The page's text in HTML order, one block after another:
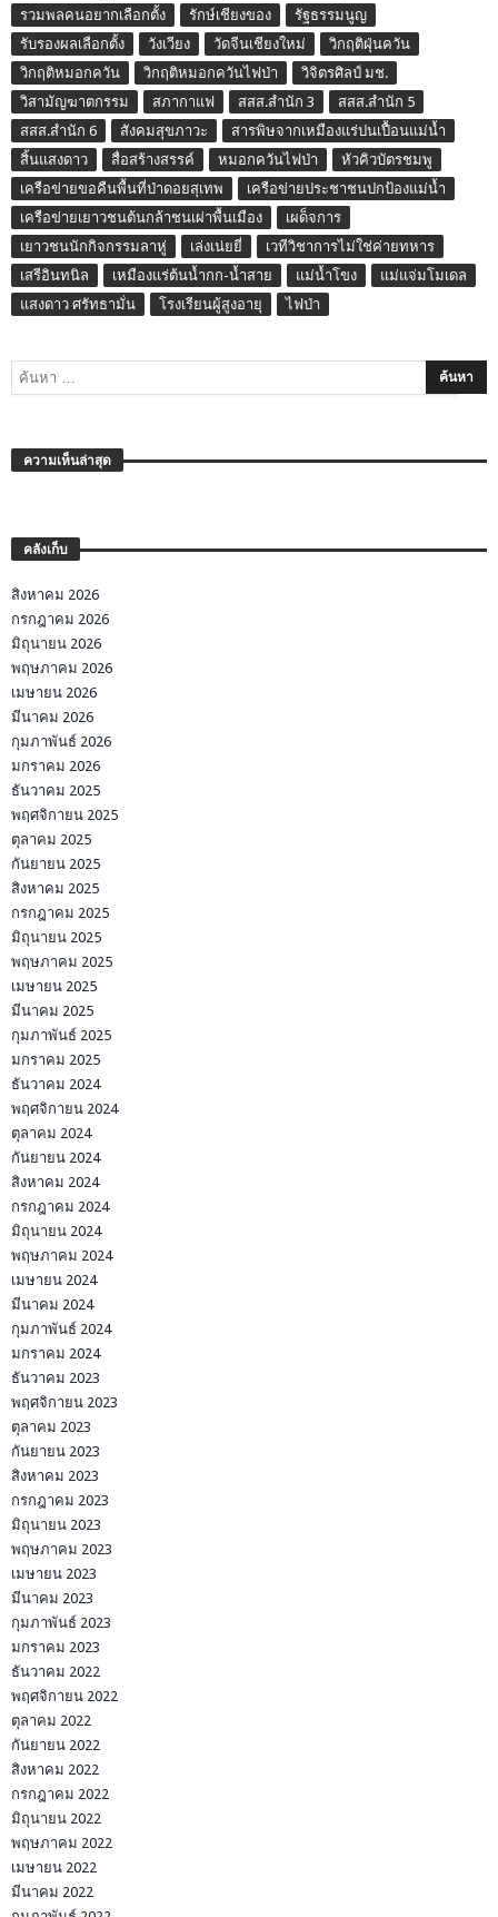
รวมพลคนอยากเลือกตั้ง
รักษ์เชียงของ
รัฐธรรมนูญ
รับรองผลเลือกตั้ง
วังเวียง วัดจีนเชียงใหม่
วิกฤติฝุ่นควัน
วิกฤติหมอกควัน
วิกฤติหมอกควันไฟป่า
วิจิตรศิลป์ มช.
วิสามัญฆาตกรรม
สภากาแฟ สสส.สำนัก 3
สสส.สำนัก 5
สสส.สำนัก 6
สังคมสุขภาวะ
สารพิษจากเหมืองแร่ปนเปื้อนแม่น้ำ
สิ้นแสงดาว
สื่อสร้างสรรค์ หมอกควันไฟป่า
หัวคิวบัตรชมพู
เครือข่ายขอคืนพื้นที่ป่าดอยสุเทพ
เครือข่ายประชาชนปกป้องแม่น้ำ
เครือข่ายเยาวชนต้นกล้าชนเผ่าพื้นเมือง
เผด็จการ
เยาวชนนักกิจกรรมลาหู่
เล่งเน่ยยี่
เวทีวิชาการไม่ใช่ค่ายทหาร
เสรีอินทนิล
เหมืองแร่ต้นน้ำกก-น้ำสาย แม่น้ำโขง
แม่แจ่มโมเดล
แสงดาว ศรัทธามั่น
โรงเรียนผู้สูงอายุ ไฟป่า
ความเห็นล่าสุด
คลังเก็บ
สิงหาคม 2026
กรกฎาคม 2026
มิถุนายน 2026
พฤษภาคม 2026
เมษายน 2026
มีนาคม 2026
กุมภาพันธ์ 2026
มกราคม 2026
ธันวาคม 2025
พฤศจิกายน 2025
ตุลาคม 2025
กันยายน 2025
สิงหาคม 2025
กรกฎาคม 2025
มิถุนายน 2025
พฤษภาคม 2025
เมษายน 2025
มีนาคม 2025
กุมภาพันธ์ 2025
มกราคม 2025
ธันวาคม 2024
พฤศจิกายน 2024
ตุลาคม 2024
กันยายน 2024
สิงหาคม 2024
กรกฎาคม 2024
มิถุนายน 2024
พฤษภาคม 2024
เมษายน 2024
มีนาคม 2024
กุมภาพันธ์ 2024
มกราคม 2024
ธันวาคม 2023
พฤศจิกายน 2023
ตุลาคม 2023
กันยายน 2023
สิงหาคม 2023
กรกฎาคม 2023
มิถุนายน 2023
พฤษภาคม 2023
เมษายน 2023
มีนาคม 2023
กุมภาพันธ์ 2023
มกราคม 2023
ธันวาคม 2022
พฤศจิกายน 2022
ตุลาคม 2022
กันยายน 2022
สิงหาคม 2022
กรกฎาคม 2022
มิถุนายน 2022
พฤษภาคม 2022
เมษายน 2022
มีนาคม 2022